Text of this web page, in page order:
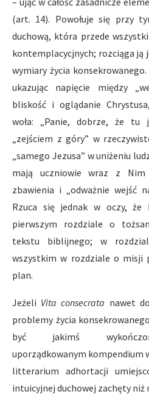
(art. 14). Powołuje się przy
duchową, która przede
kontemplacycjnych; rozciąga ją
wymiary życia
ukazując napięcie między
bliskość i oglądanie
woła: „Panie, dobrze, że tu
„zejściem z góry” w
„samego Jezusa” w uniżeniu
mają uczniowie wraz z Nim
zbawienia i „odważnie wejść
Rzuca się jednak w oczy, że
pierwszym rozdziale o
tekstu biblijnego; w
wszystkim w rozdziale o misji
plan.
Jeżeli Vita consecrata nawet
problemy życia
być jakimś
uporządkowanym kompendium
litterarium adhortacji
intuicyjnej duchowej zachęty